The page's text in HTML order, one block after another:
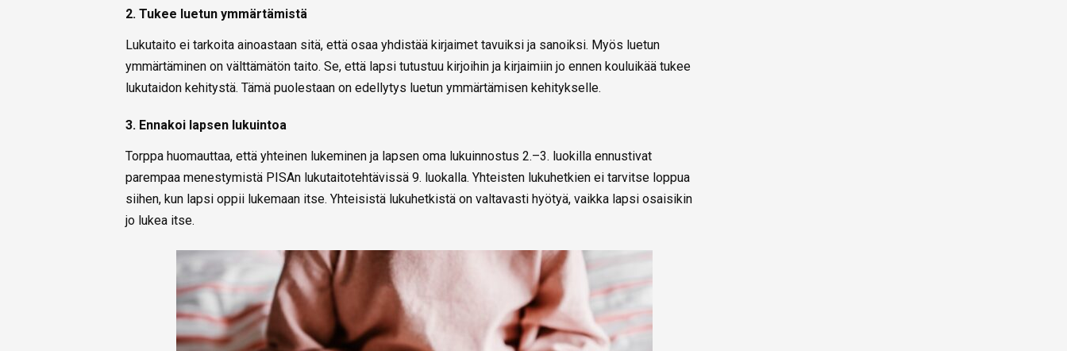
2. Tukee luetun ymmärtämistä
Lukutaito ei tarkoita ainoastaan sitä, että osaa yhdistää kirjaimet tavuiksi ja sanoiksi. Myös luetun
ymmärtäminen on välttämätön taito. Se, että lapsi tutustuu kirjoihin ja kirjaimiin jo ennen kouluikää tukee
lukutaidon kehitystä. Tämä puolestaan on edellytys luetun ymmärtämisen kehitykselle.
3. Ennakoi lapsen lukuintoa
Torppa huomauttaa, että yhteinen lukeminen ja lapsen oma lukuinnostus 2.–3. luokilla ennustivat
parempaa menestymistä PISAn lukutaitotehtävissä 9. luokalla. Yhteisten lukuhetkien ei tarvitse loppua
siihen, kun lapsi oppii lukemaan itse. Yhteisistä lukuhetkistä on valtavasti hyötyä, vaikka lapsi osaisikin
jo lukea itse.